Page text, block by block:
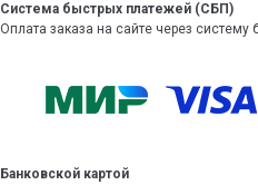
Система быстрых платежей (СБП)
Оплата заказа на сайте через
Банковской картой